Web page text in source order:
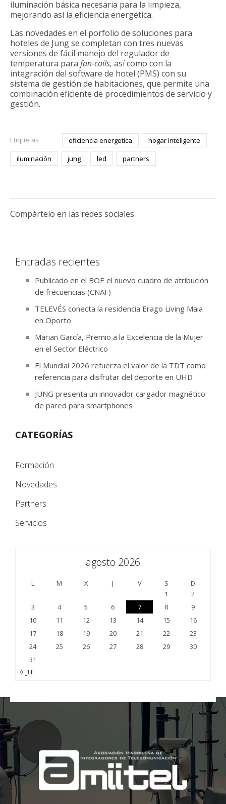
iluminación básica necesaria para la limpieza,
mejorando así la eficiencia energética.
Las novedades en el porfolio de soluciones para
hoteles de Jung se completan con tres nuevas
versiones de fácil manejo del regulador de
temperatura para fan-coils, así como con la
integración del software de hotel (PMS) con su
sistema de gestión de habitaciones, que permite una
combinación eficiente de procedimientos de servicio y
gestión.
Etiquetas eficiencia energetica
hogar inteligente
iluminación
jung led partners
Compártelo en las redes sociales
Entradas recientes
Publicado en el BOE el nuevo cuadro de atribución
de frecuencias (CNAF)
TELEVÉS conecta la residencia Erago Living Maia
en Oporto
Marian García, Premio a la Excelencia de la Mujer
en el Sector Eléctrico
El Mundial 2026 refuerza el valor de la TDT como
referencia para disfrutar del deporte en UHD
JUNG presenta un innovador cargador magnético
de pared para smartphones
CATEGORÍAS
Formación
Novedades
Partners
Servicios
agosto 2026
L M X J V S
D
1
2
3
4 5 6 7 8
9
10
11 12 13 14 15
16
17
18 19 20 21 22
23
24
25 26 27 28 29
30
31
« Jul
;